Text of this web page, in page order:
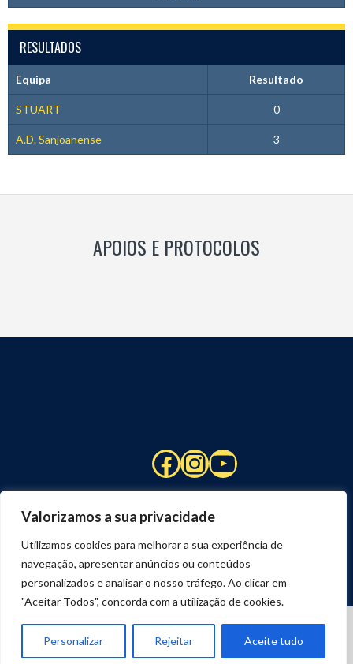
Valorizamos a sua privacidade
Utilizamos cookies para melhorar a sua experiência de
navegação, apresentar anúncios ou conteúdos
personalizados e analisar o nosso tráfego. Ao clicar em
"Aceitar Todos", concorda com a utilização de cookies.
Personalizar Rejeitar Aceite tudo
RESULTADOS
Equipa Resultado
STUART 0
A.D. Sanjoanense 3
APOIOS E PROTOCOLOS
Facebook
Instagram
YouTube
DESENVOLVIDO POR
JOSEXAVIER.COM